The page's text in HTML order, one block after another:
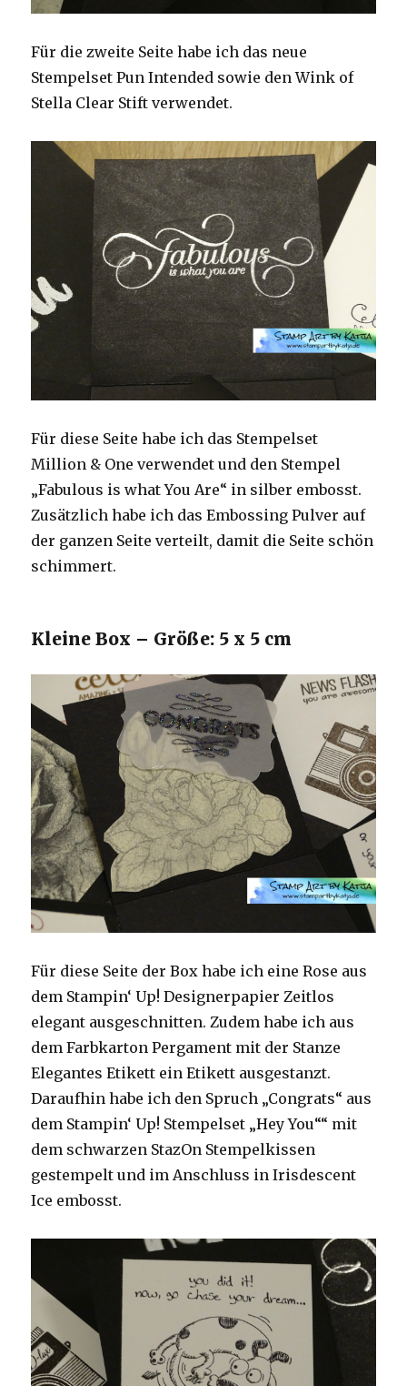
Für die zweite Seite habe ich das neue
Stempelset Pun Intended sowie den Wink of
Stella Clear Stift verwendet.
Für diese Seite habe ich das Stempelset
Million & One verwendet und den Stempel
„Fabulous is what You Are“ in silber embosst.
Zusätzlich habe ich das Embossing Pulver auf
der ganzen Seite verteilt, damit die Seite schön
schimmert.
Kleine Box – Größe: 5 x 5 cm
Für diese Seite der Box habe ich eine Rose aus
dem Stampin‘ Up! Designerpapier Zeitlos
elegant ausgeschnitten. Zudem habe ich aus
dem Farbkarton Pergament mit der Stanze
Elegantes Etikett ein Etikett ausgestanzt.
Daraufhin habe ich den Spruch „Congrats“ aus
dem Stampin‘ Up! Stempelset „Hey You““ mit
dem schwarzen StazOn Stempelkissen
gestempelt und im Anschluss in Irisdescent
Ice embosst.